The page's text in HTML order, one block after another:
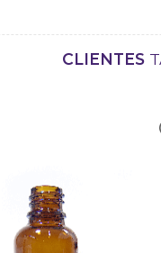
CLIENTES